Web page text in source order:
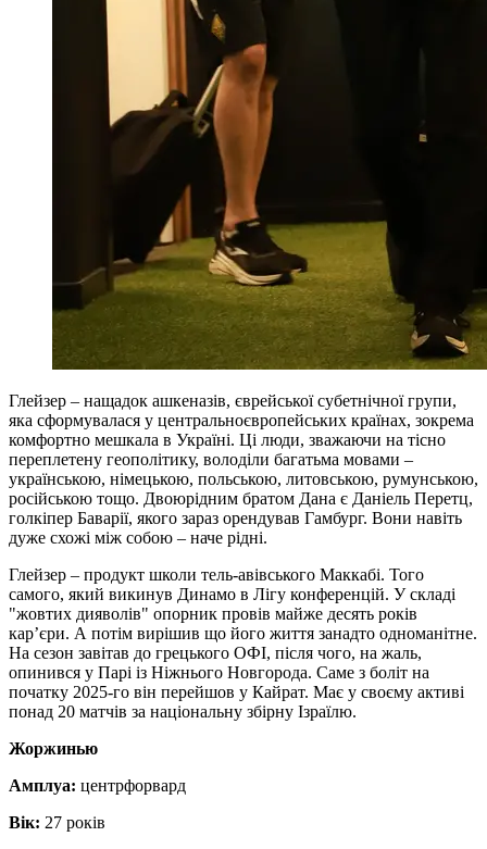
Глейзер – нащадок ашкеназів, єврейської субетнічної групи,
яка сформувалася у центральноєвропейських країнах, зокрема
комфортно мешкала в Україні. Ці люди, зважаючи на тісно
переплетену геополітику, володіли багатьма мовами –
українською, німецькою, польською, литовською, румунською,
російською тощо. Двоюрідним братом Дана є Даніель Перетц,
голкіпер Баварії, якого зараз орендував Гамбург. Вони навіть
дуже схожі між собою – наче рідні.
Глейзер – продукт школи тель-авівського Маккабі. Того
самого, який викинув Динамо в Лігу конференцій. У складі
"жовтих дияволів" опорник провів майже десять років
кар’єри. А потім вирішив що його життя занадто одноманітне.
На сезон завітав до грецького ОФІ, після чого, на жаль,
опинився у Парі із Ніжнього Новгорода. Саме з боліт на
початку 2025-го він перейшов у Кайрат. Має у своєму активі
понад 20 матчів за національну збірну Ізраїлю.
Жоржинью
Амплуа: центрфорвард
Вік: 27 років